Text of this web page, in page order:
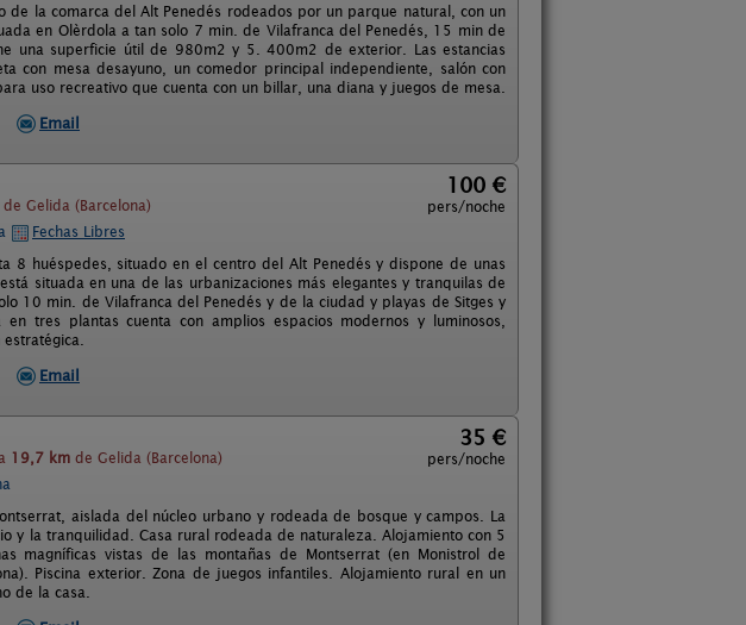
la comarca del Alt Penedés rodeados por un parque natural, con un
en Olèrdola a tan solo 7 min. de Vilafranca del Penedés, 15 min de
una superficie útil de 980m2 y 5. 400m2 de exterior. Las estancias
con mesa desayuno, un comedor principal independiente, salón con
uso recreativo que cuenta con un billar, una diana y juegos de mesa.
Email
de Gelida (Barcelona)
100 €
pers/noche
Fechas Libres
8 huéspedes, situado en el centro del Alt Penedés y dispone de unas
situada en una de las urbanizaciones más elegantes y tranquilas de
10 min. de Vilafranca del Penedés y de la ciudad y playas de Sitges y
tres plantas cuenta con amplios espacios modernos y luminosos,
Email
19,7 km de Gelida (Barcelona)
35 €
pers/noche
aislada del núcleo urbano y rodeada de bosque y campos. La
y la tranquilidad. Casa rural rodeada de naturaleza. Alojamiento con 5
magníficas vistas de las montañas de Montserrat (en Monistrol de
Piscina exterior. Zona de juegos infantiles. Alojamiento rural en un
de la casa.